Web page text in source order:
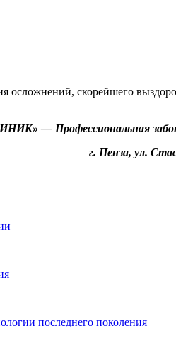
осложнений, скорейшего
— Профессиональная
г. Пенза, ул.
последнего поколения